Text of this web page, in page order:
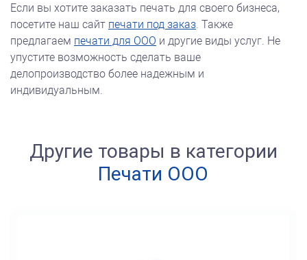
Если вы хотите заказать печать для своего бизнеса,
посетите наш сайт печати под заказ. Также
предлагаем печати для ООО и другие виды услуг. Не
упустите возможность сделать ваше
делопроизводство более надежным и
индивидуальным.
Другие товары в категории
Печати ООО